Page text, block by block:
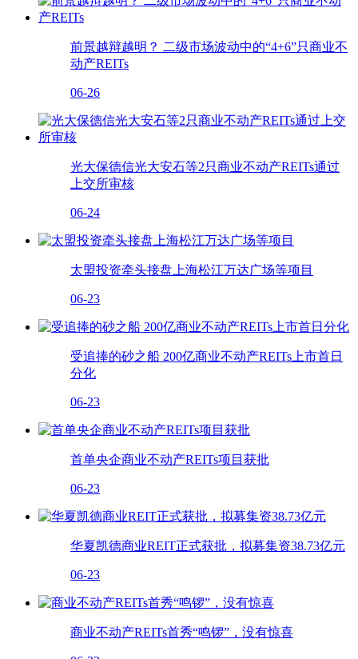
前景越辩越明？ 二级市场波动中的“4+6”只商业不
动产REITs
06-26
光大保德信光大安石等2只商业不动产REITs通过
上交所审核
06-24
太盟投资牵头接盘上海松江万达广场等项目
06-23
受追捧的砂之船 200亿商业不动产REITs上市首日
分化
06-23
首单央企商业不动产REITs项目获批
06-23
华夏凯德商业REIT正式获批，拟募集资38.73亿元
06-23
商业不动产REITs首秀“鸣锣”，没有惊喜